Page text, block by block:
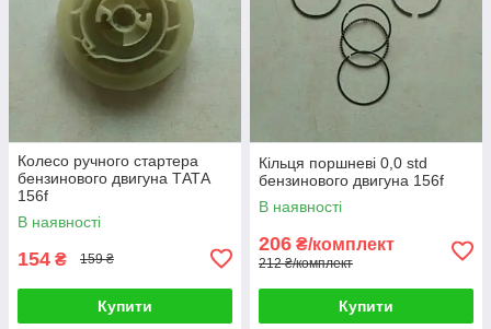
Колесо ручного стартера
бензинового двигуна ТАТА
156f
В наявності
154 ₴ 159 ₴
Купити
Кільця поршневі 0,0 std
бензинового двигуна 156f
В наявності
206 ₴/комплект
212 ₴/комплект
Купити